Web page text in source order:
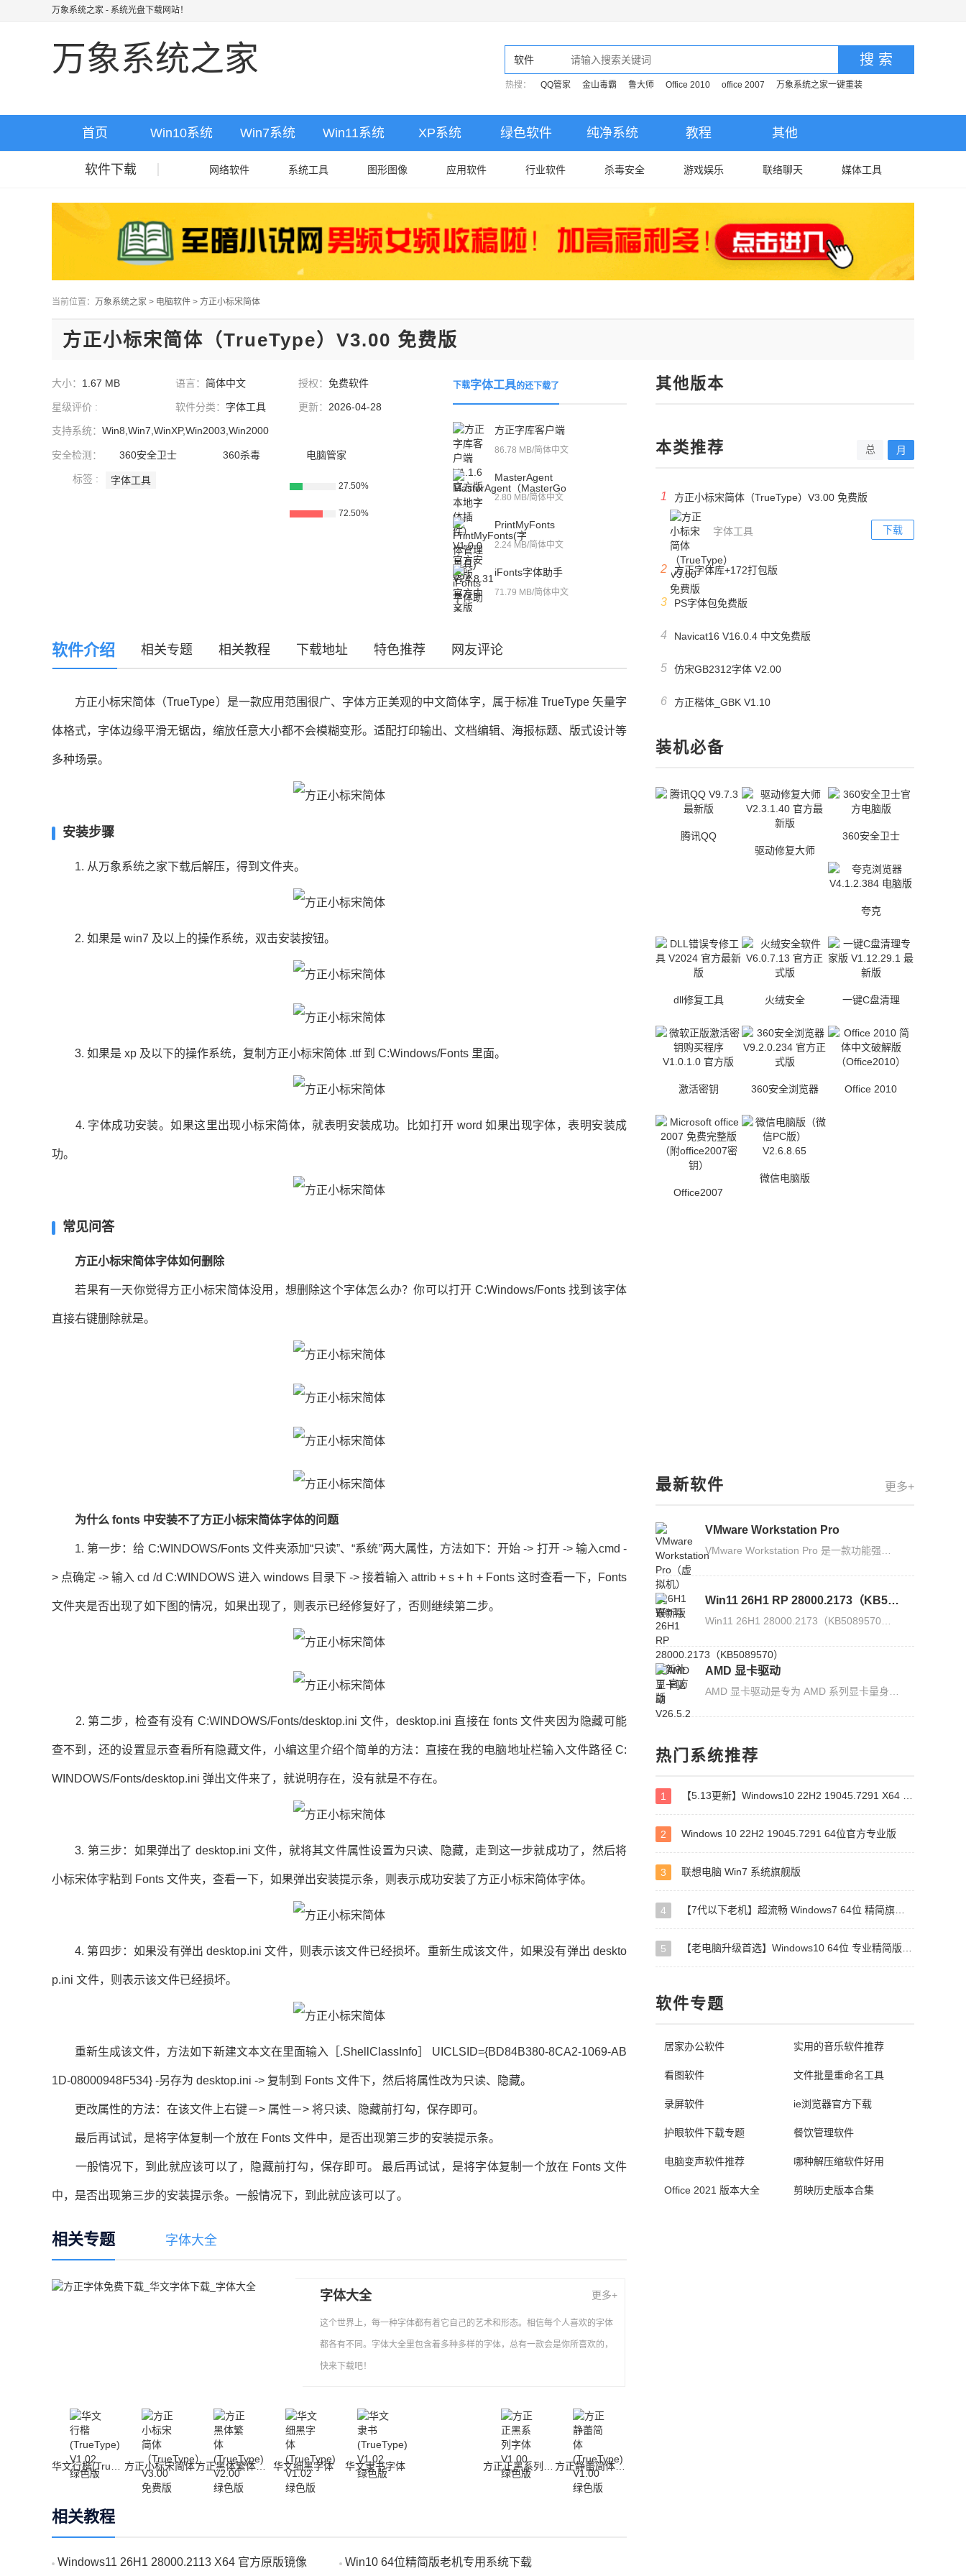
万象系统之家 - 系统光盘下载网站！
万象系统之家 软件 搜 索
热搜： QQ管家 金山毒霸 鲁大师 Office 2010 office 2007 万象系统之家一键重装
首页 Win10系统 Win7系统 Win11系统 XP系统 绿色软件 纯净系统 教程 其他
软件下载 网络软件 系统工具 图形图像 应用软件 行业软件 杀毒安全 游戏娱乐 联络聊天 媒体工具
当前位置： 万象系统之家 > 电脑软件 > 方正小标宋简体
方正小标宋简体（TrueType）V3.00 免费版
大小： 1.67 MB 语言： 简体中文 授权：免费软件
星级评价 : 软件分类： 字体工具 更新： 2026-04-28
支持系统： Win8,Win7,WinXP,Win2003,Win2000
安全检测： 360安全卫士 360杀毒 电脑管家
标签 : 字体工具 27.50%
72.50%
下载字体工具的还下载了
方正字库客户端
86.78 MB/简体中文
MasterAgent
2.80 MB/简体中文
PrintMyFonts
2.24 MB/简体中文
iFonts字体助手
71.79 MB/简体中文
软件介绍 相关专题 相关教程 下载地址 特色推荐 网友评论
方正小标宋简体（TrueType）是一款应用范围很广、字体方正美观的中文简体字，属于标准 TrueType 矢量字
体格式，字体边缘平滑无锯齿，缩放任意大小都不会模糊变形。适配打印输出、文档编辑、海报标题、版式设计等
多种场景。
安装步骤
1. 从万象系统之家下载后解压，得到文件夹。
2. 如果是 win7 及以上的操作系统，双击安装按钮。
3. 如果是 xp 及以下的操作系统，复制方正小标宋简体 .ttf 到 C:Windows/Fonts 里面。
4. 字体成功安装。如果这里出现小标宋简体，就表明安装成功。比如打开 word 如果出现字体，表明安装成
功。
常见问答
方正小标宋简体字体如何删除
若果有一天你觉得方正小标宋简体没用，想删除这个字体怎么办？你可以打开 C:Windows/Fonts 找到该字体
直接右键删除就是。
为什么 fonts 中安装不了方正小标宋简体字体的问题
1. 第一步：给 C:WINDOWS/Fonts 文件夹添加“只读”、“系统”两大属性，方法如下：开始 -> 打开 -> 输入cmd -
> 点确定 -> 输入 cd /d C:WINDOWS 进入 windows 目录下 -> 接着输入 attrib + s + h + Fonts 这时查看一下，Fonts
文件夹是否出现了如下图的情况，如果出现了，则表示已经修复好了，否则继续第二步。
2. 第二步，检查有没有 C:WINDOWS/Fonts/desktop.ini 文件，desktop.ini 直接在 fonts 文件夹因为隐藏可能
查不到，还的设置显示查看所有隐藏文件，小编这里介绍个简单的方法：直接在我的电脑地址栏输入文件路径 C:
WINDOWS/Fonts/desktop.ini 弹出文件来了，就说明存在，没有就是不存在。
3. 第三步：如果弹出了 desktop.ini 文件，就将其文件属性设置为只读、隐藏，走到这一步就成功了，然后将
小标宋体字粘到 Fonts 文件夹，查看一下，如果弹出安装提示条，则表示成功安装了方正小标宋简体字体。
4. 第四步：如果没有弹出 desktop.ini 文件，则表示该文件已经损坏。重新生成该文件，如果没有弹出 deskto
p.ini 文件，则表示该文件已经损坏。
重新生成该文件，方法如下新建文本文在里面输入［.ShellClassInfo］ UICLSID={BD84B380-8CA2-1069-AB
1D-08000948F534} -另存为 desktop.ini -> 复制到 Fonts 文件下，然后将属性改为只读、隐藏。
更改属性的方法：在该文件上右键－> 属性－> 将只读、隐藏前打勾，保存即可。
最后再试试，是将字体复制一个放在 Fonts 文件中，是否出现第三步的安装提示条。
一般情况下，到此就应该可以了，隐藏前打勾，保存即可。 最后再试试，是将字体复制一个放在 Fonts 文件
中，是否出现第三步的安装提示条。一般情况下，到此就应该可以了。
相关专题 字体大全
字体大全 更多+
这个世界上，每一种字体都有着它自己的艺术和形态。相信每个人喜欢的字体
都各有不同。字体大全里包含着多种多样的字体，总有一款会是你所喜欢的，
快来下载吧！
方正小标宋简体 方正黑体繁体(TrueType) 华文细黑字体 华文隶书字体 方正静蕾简体(TrueType)
相关教程
Windows11 26H1 28000.2113 X64 官方原版镜像 Win10 64位精简版老机专用系统下载
其他版本
本类推荐 总 月
1 方正小标宋简体（TrueType）V3.00 免费版
字体工具 下载
2 方正字体库+172打包版
3 PS字体包免费版
4 Navicat16 V16.0.4 中文免费版
5 仿宋GB2312字体 V2.00
6 方正楷体_GBK V1.10
装机必备
腾讯QQ
驱动修复大师
360安全卫士
夸克
dll修复工具 火绒安全 一键C盘清理
激活密钥 360安全浏览器 Office 2010
Office2007
微信电脑版
更多+
最新软件
VMware Workstation Pro
Win11 26H1 RP 28000.2173（KB5089570
AMD 显卡驱动
Intel Arc 显卡驱动
Intel Arc 显卡驱动是英特尔官方推出的显卡核心驱动程序，现已更新至 32.0.101.8801 版本。此次更新为《极限竞速：地平线 6》《乐高蝙蝠侠：黑暗骑士的遗产》《深海迷航 2：异星水域》三款游戏...
云小记是一款简洁好用的桌面便签软件，现已更新至 1.4.5 版本。本次更新新增番茄时钟、定时关机工具，并修复已知的问题。该软件支持随手记笔记、待办清单与日程提醒，用户还可以自定义便签样式...
热门系统推荐
1 【5.13更新】Windows10 22H2 19045.7291 X64 专业版
2 Windows 10 22H2 19045.7291 64位官方专业版
3 联想电脑 Win7 系统旗舰版
4 【7代以下老机】超流畅 Windows7 64位 精简旗舰版
5 【老电脑升级首选】Windows10 64位 专业精简版镜像
软件专题
居家办公软件 实用的音乐软件推荐
看图软件 文件批量重命名工具
录屏软件 ie浏览器官方下载
护眼软件下载专题 餐饮管理软件
电脑变声软件推荐 哪种解压缩软件好用
Office 2021 版本大全 剪映历史版本合集